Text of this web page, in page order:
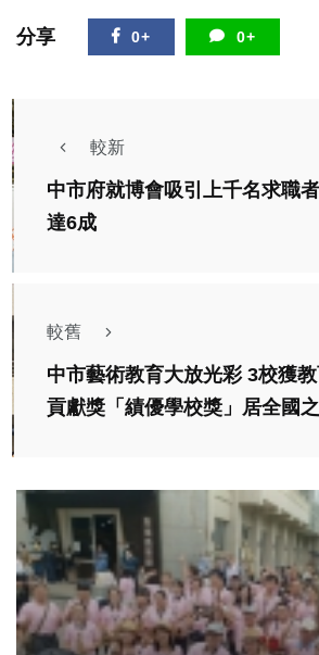
分享 0+ 0+
較新
中市府就博會吸引上千名求職
達6成
較舊
中市藝術教育大放光彩 3校獲
貢獻獎「績優學校獎」居全國